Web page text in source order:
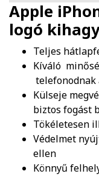
Apple
logó
Teljes
Kíváló
telefonodnak
Külseje
biztos fogást
Tökéletesen
Védelmet
ellen
Könnyű